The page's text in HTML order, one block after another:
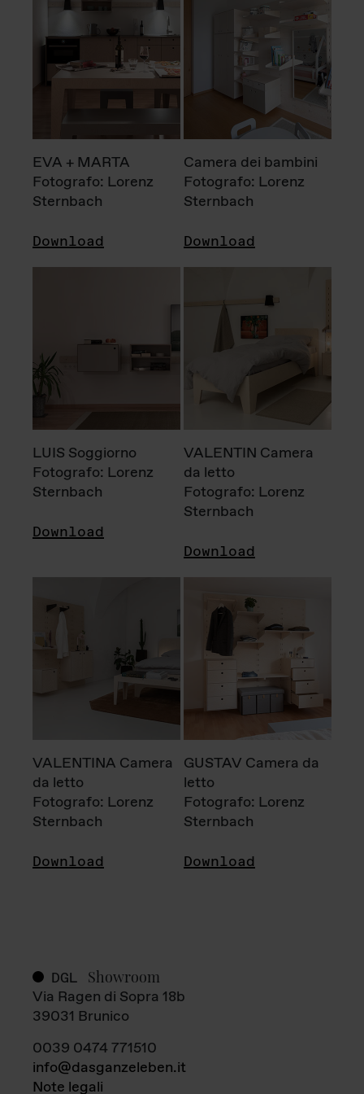
EVA + MARTA
Fotografo: Lorenz
Sternbach
Download
Camera dei bambini
Fotografo: Lorenz
Sternbach
Download
LUIS Soggiorno
Fotografo: Lorenz
Sternbach
Download
VALENTIN Camera
da letto
Fotografo: Lorenz
Sternbach
Download
VALENTINA Camera
da letto
Fotografo: Lorenz
Sternbach
Download
GUSTAV Camera da
letto
Fotografo: Lorenz
Sternbach
Download
DGL Showroom
Via Ragen di Sopra 18b
39031 Brunico
0039 0474 771510
info@dasganzeleben.it
Note legali